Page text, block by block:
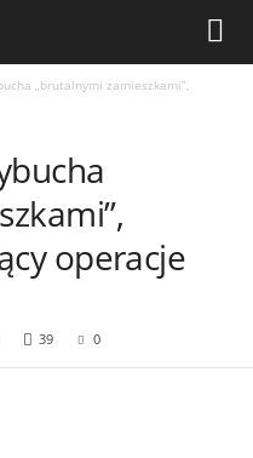
„brutalnymi zamieszkami”,
operacje
39 0